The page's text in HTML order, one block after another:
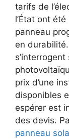
tarifs de
l’État ont
panneau
en
prix d’une
disponibles
espérer est
des devis.
panneau